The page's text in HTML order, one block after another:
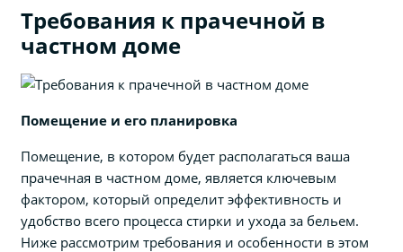
Требования к прачечной в
частном доме
Помещение и его планировка
Помещение, в котором будет располагаться ваша
прачечная в частном доме, является ключевым
фактором, который определит эффективность и
удобство всего процесса стирки и ухода за бельем.
Ниже рассмотрим требования и особенности в этом